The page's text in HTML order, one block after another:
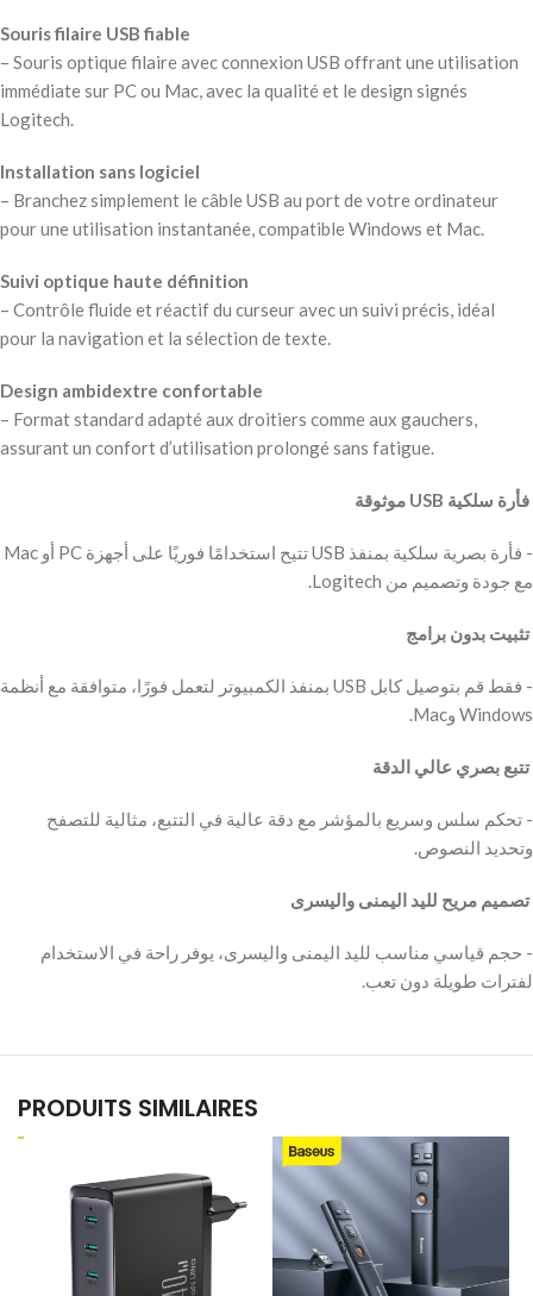
Souris filaire USB fiable
– Souris optique filaire avec connexion USB offrant une utilisation
immédiate sur PC ou Mac, avec la qualité et le design signés
Logitech.
Installation sans logiciel
– Branchez simplement le câble USB au port de votre ordinateur
pour une utilisation instantanée, compatible Windows et Mac.
Suivi optique haute définition
– Contrôle fluide et réactif du curseur avec un suivi précis, idéal
pour la navigation et la sélection de texte.
Design ambidextre confortable
– Format standard adapté aux droitiers comme aux gauchers,
assurant un confort d’utilisation prolongé sans fatigue.
‫ فأرة سلكية USB موثوقة
‫- فأرة بصرية سلكية بمنفذ USB تتيح استخدامًا فوريًا على أجهزة PC أو Mac
مع جودة وتصميم من Logitech.
‫ تثبيت بدون برامج
‫- فقط قم بتوصيل كابل USB بمنفذ الكمبيوتر لتعمل فورًا، متوافقة مع أنظمة
Windows وMac.
‫ تتبع بصري عالي الدقة
‫- تحكم سلس وسريع بالمؤشر مع دقة عالية في التتبع، مثالية للتصفح
وتحديد النصوص.
‫ تصميم مريح لليد اليمنى واليسرى
‫- حجم قياسي مناسب لليد اليمنى واليسرى، يوفر راحة في الاستخدام
لفترات طويلة دون تعب.
PRODUITS SIMILAIRES